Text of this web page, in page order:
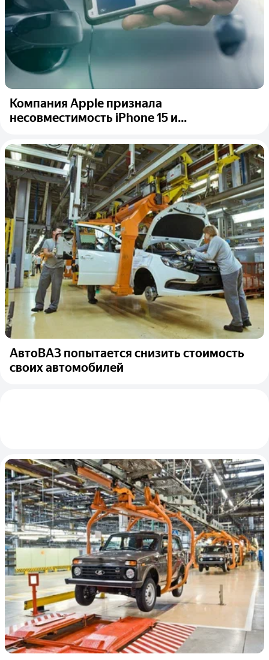
Компания Apple признала
несовместимость iPhone 15 и...
АвтоВАЗ попытается снизить стоимость
своих автомобилей